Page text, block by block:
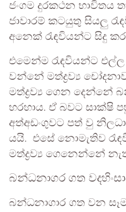
ජංගම දුරකථන භාවිතය
ජාවාරම් කටයුතු සියලු
අනෙක් රැඳවියන්ට සිදු
එමෙන්ම රැඳවියන්ට
වන්නේ මත්ද්‍රව්‍ය
මත්ද්‍රව්‍ය ගෙන දෙන්නේ
හරහාය. ඒ බවට සාක්ෂි
අත්අඩංගුවට පත් වු
යයි. එසේ නොමැතිව
මත්‍ද්‍රව්‍ය ගෙනෙන්නේ
බන්ධනාගර ගත
බන්ධනාගාර ගත වන